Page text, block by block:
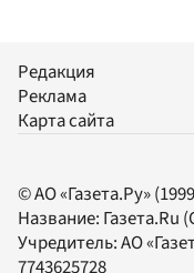
Редакция
Реклама
Карта сайта
© АО «Газета.Ру»
Название: Газета.Ru
Учредитель:АО
7743625728